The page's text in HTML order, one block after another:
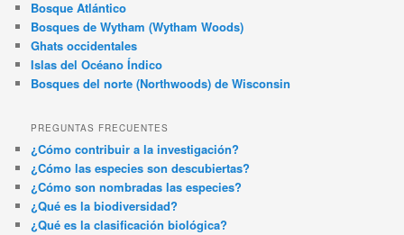
Bosque Atlántico
Bosques de Wytham (Wytham Woods)
Ghats occidentales
Islas del Océano Índico
Bosques del norte (Northwoods) de Wisconsin
PREGUNTAS FRECUENTES
¿Cómo contribuir a la investigación?
¿Cómo las especies son descubiertas?
¿Cómo son nombradas las especies?
¿Qué es la biodiversidad?
¿Qué es la clasificación biológica?